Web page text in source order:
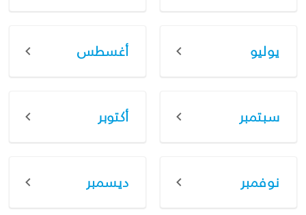
يوليو أغسطس
سبتمبر أكتوبر
نوفمبر ديسمبر